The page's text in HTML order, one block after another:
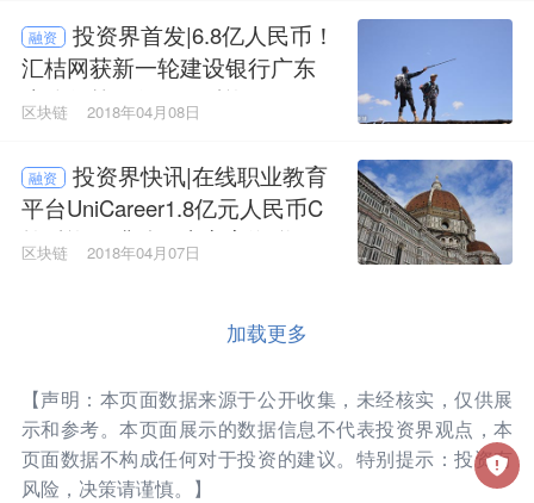
融资
投资界首发|6.8亿人民币！
汇桔网获新一轮建设银行广东
省分行等银行银团融资
区块链 2018年04月08日
融资
投资界快讯|在线职业教育
平台UniCareer1.8亿元人民币C
轮融资，猎聘、东方富海联合
区块链 2018年04月07日
加载更多
【声明：本页面数据来源于公开收集，未经核实，仅供展
示和参考。本页面展示的数据信息不代表投资界观点，本
页面数据不构成任何对于投资的建议。特别提示：投资有
风险，决策请谨慎。】